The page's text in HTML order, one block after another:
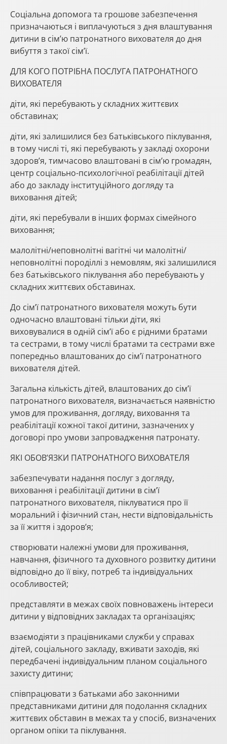
Соціальна допомога та грошове забезпечення
призначаються і виплачуються з дня влаштування
дитини в сім’ю патронатного вихователя до дня
вибуття з такої сім’ї.
ДЛЯ КОГО ПОТРІБНА ПОСЛУГА ПАТРОНАТНОГО
ВИХОВАТЕЛЯ
діти, які перебувають у складних життєвих
обставинах;
діти, які залишилися без батьківського піклування,
в тому числі ті, які перебувають у закладі охорони
здоров’я, тимчасово влаштовані в сім’ю громадян,
центр соціально-психологічної реабілітації дітей
або до закладу інституційного догляду та
виховання дітей;
діти, які перебували в інших формах сімейного
виховання;
малолітні/неповнолітні вагітні чи малолітні/
неповнолітні породіллі з немовлям, які залишилися
без батьківського піклування або перебувають у
складних життєвих обставинах.
До сім’ї патронатного вихователя можуть бути
одночасно влаштовані тільки діти, які
виховувалися в одній сім’ї або є рідними братами
та сестрами, в тому числі братами та сестрами вже
попередньо влаштованих до сім’ї патронатного
вихователя дітей.
Загальна кількість дітей, влаштованих до сім’ї
патронатного вихователя, визначається наявністю
умов для проживання, догляду, виховання та
реабілітації кожної такої дитини, зазначених у
договорі про умови запровадження патронату.
ЯКІ ОБОВ’ЯЗКИ ПАТРОНАТНОГО ВИХОВАТЕЛЯ
забезпечувати надання послуг з догляду,
виховання і реабілітації дитини в сім’ї
патронатного вихователя, піклуватися про її
моральний і фізичний стан, нести відповідальність
за її життя і здоров’я;
створювати належні умови для проживання,
навчання, фізичного та духовного розвитку дитини
відповідно до її віку, потреб та індивідуальних
особливостей;
представляти в межах своїх повноважень інтереси
дитини у відповідних закладах та організаціях;
взаємодіяти з працівниками служби у справах
дітей, соціального закладу, вживати заходів, які
передбачені індивідуальним планом соціального
захисту дитини;
співпрацювати з батьками або законними
представниками дитини для подолання складних
життєвих обставин в межах та у спосіб, визначених
органом опіки та піклування.